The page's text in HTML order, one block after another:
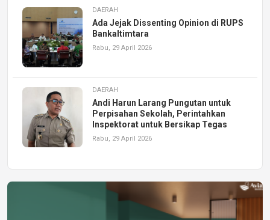
DAERAH
Ada Jejak Dissenting Opinion di RUPS
Bankaltimtara
Rabu, 29 April 2026
DAERAH
Andi Harun Larang Pungutan untuk
Perpisahan Sekolah, Perintahkan
Inspektorat untuk Bersikap Tegas
Rabu, 29 April 2026